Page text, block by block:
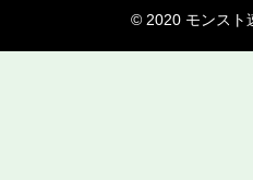
© 2020 モンスト